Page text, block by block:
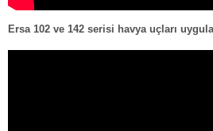
Ersa 102 ve 142 serisi havya uçları